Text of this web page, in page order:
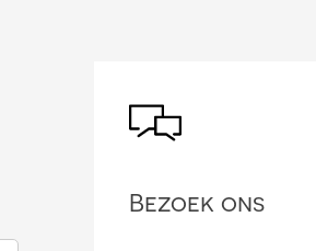
Bezoek ons